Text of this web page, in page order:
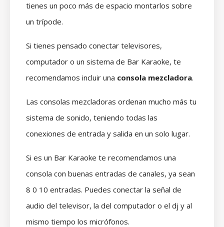
tienes un poco más de espacio montarlos sobre
un trípode.
Si tienes pensado conectar televisores,
computador o un sistema de Bar Karaoke, te
recomendamos incluir una consola mezcladora.
Las consolas mezcladoras ordenan mucho más tu
sistema de sonido, teniendo todas las
conexiones de entrada y salida en un solo lugar.
Si es un Bar Karaoke te recomendamos una
consola con buenas entradas de canales, ya sean
8 0 10 entradas. Puedes conectar la señal de
audio del televisor, la del computador o el dj y al
mismo tiempo los micrófonos.